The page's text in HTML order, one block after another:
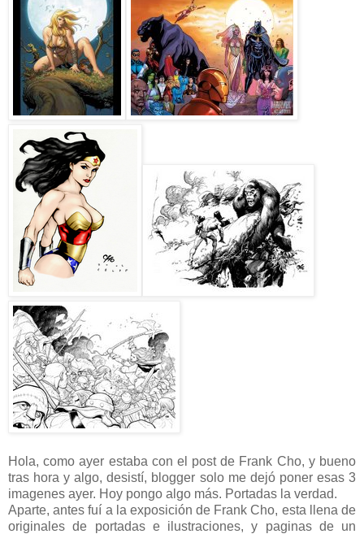
Hola, como ayer estaba con el post de Frank Cho, y bueno
tras hora y algo, desistí, blogger solo me dejó poner esas 3
imagenes ayer. Hoy pongo algo más. Portadas la verdad.
Aparte, antes fuí a la exposición de Frank Cho, esta llena de
originales de portadas e ilustraciones, y paginas de un